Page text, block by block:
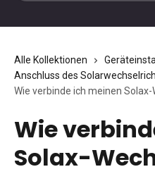
Alle Kollektionen
Anschluss des
Wie verbinde ich meinen
Wie
Solax-